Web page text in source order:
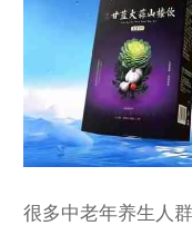
很多中老年养生人